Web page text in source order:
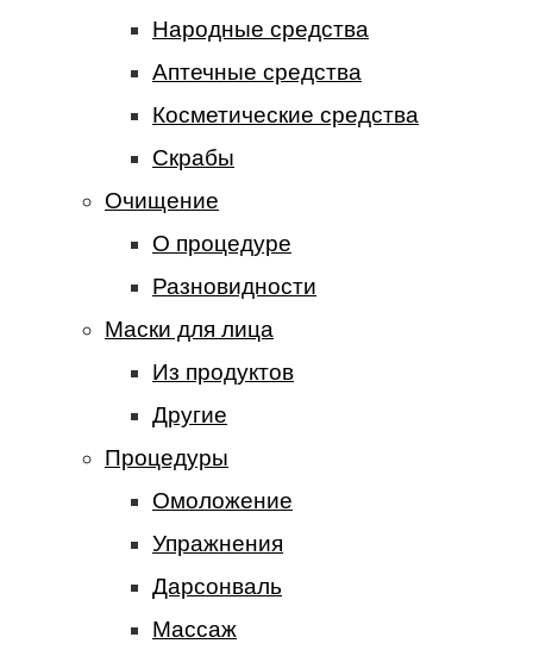
Народные средства
Аптечные средства
Косметические средства
Скрабы
Очищение
О процедуре
Разновидности
Маски для лица
Из продуктов
Другие
Процедуры
Омоложение
Упражнения
Дарсонваль
Массаж